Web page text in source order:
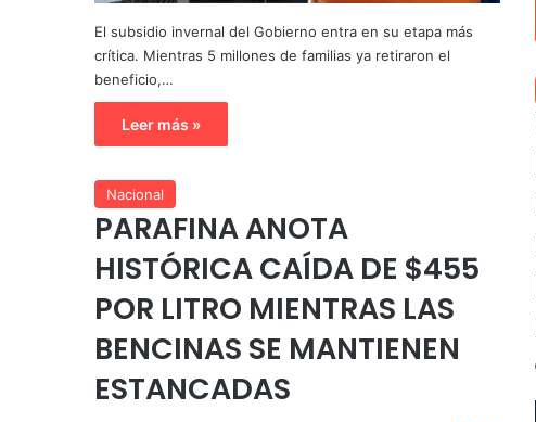
El subsidio invernal del Gobierno entra en su etapa más
crítica. Mientras 5 millones de familias ya retiraron el
beneficio,…
Leer más »
Nacional
PARAFINA ANOTA
HISTÓRICA CAÍDA DE $455
POR LITRO MIENTRAS LAS
BENCINAS SE MANTIENEN
ESTANCADAS